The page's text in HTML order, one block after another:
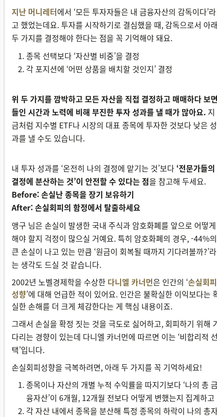
지난 머니레터에서 ‘모든 투자자들은 내 금융자산의 감독이다’라
고 했었는데요. 투자를 시작하기로 결심했을 때, 감독으로서 아
두 가지를 결정해야 한다는 점을 꼭 기억해야 돼요.
종목 선택보다 ‘자산별 비중’을 결정
각 포지션에 ‘어떤 상품을 배치할 것인지’ 결정
위 두 가지를 깜박하고 모든 자산을 직접 결정하고 매매하다 보
들인 시간과 노력에 비해 부진한 투자 성과를 낼 때가 많아요. 지
금처럼 지수별 ETF나 시장의 대표 종목에 투자한 것보다 낮은 성
과를 낼 수도 있습니다.
내 투자 성과를 ‘온전히 나의 결정에 맡기는 것’보다 ‘전문가들의
결정에 분산하는 것’이 안전할 수 있다는 점을 참고해 두세요.
Before: 손실난 종목을 장기 보유하기
After: 손실회피의 함정에서 탈출하세요
앵구 님은 손실이 발생한 국내 주식과 암호화폐를 앞으로 어떻게
해야 할지 걱정이 많으실 거예요. 특히 암호화폐의 경우, -44%의
큰 손실이 나고 있는 만큼 ‘원금이 회복될 때까지 기다려볼까?’라
는 생각도 드실 것 같습니다.
2002년 노벨경제학을 수상한 다니엘 카너먼은 인간의 ‘손실회피
성향’에 대해 언급한 적이 있어요. 인간은 불확실한 이익보다는
실한 손해를 더 크게 체감한다는 게 핵심 내용이죠.
그래서 손실을 확정 짓는 것을 극도로 싫어하고, 회피하기 위해
다리는 경향이 있는데 다니엘 카너먼에 따르면 이는 ‘비합리적
택’입니다.
손실회피성향을 극복하려면, 아래 두 가지를 꼭 기억하세요!
종목이나 자산의 개별 누적 수익률을 따지기보다 ‘나의 총
융자산’이 6개월, 12개월 전보다 어떻게 변했는지 집계하고
각 자산 내에서 종목을 분산해 특정 종목의 하락이 나의 총